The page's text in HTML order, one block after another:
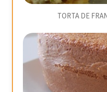
TORTA DE